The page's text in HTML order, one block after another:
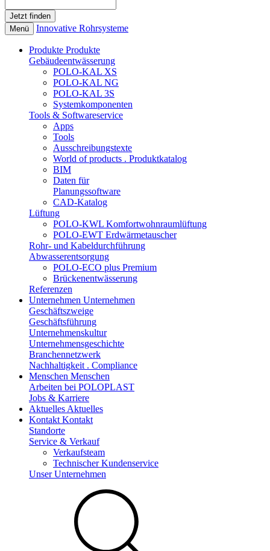
Menü Innovative Rohrsysteme
Produkte Produkte
Gebäudeentwässerung
POLO-KAL XS
POLO-KAL NG
POLO-KAL 3S
Systemkomponenten
Tools & Softwareservice
Apps
Tools
Ausschreibungstexte
World of products . Produktkatalog
BIM
Daten für
Planungssoftware
CAD-Katalog
Lüftung
POLO-KWL Komfortwohnraumlüftung
POLO-EWT Erdwärmetauscher
Rohr- und Kabeldurchführung
Abwasserentsorgung
POLO-ECO plus Premium
Brückenentwässerung
Referenzen
Unternehmen Unternehmen
Geschäftszweige
Geschäftsführung
Unternehmenskultur
Unternehmensgeschichte
Branchennetzwerk
Nachhaltigkeit . Compliance
Menschen Menschen
Arbeiten bei POLOPLAST
Jobs & Karriere
Aktuelles Aktuelles
Kontakt Kontakt
Standorte
Service & Verkauf
Verkaufsteam
Technischer Kundenservice
Unser Unternehmen